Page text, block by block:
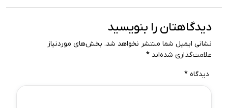
دیدگاهتان را بنویسید
نشانی ایمیل شما منتشر نخواهد شد. بخش‌های موردنیاز
علامت‌گذاری شده‌اند *
دیدگاه *